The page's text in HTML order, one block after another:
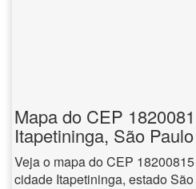
Mapa do CEP
Itapetininga, São Paulo
Veja o mapa do CEP
cidade Itapetininga, estado